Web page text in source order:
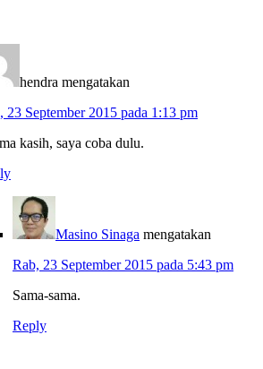
hendra mengatakan
23 September 2015 pada 1:13 pm
kasih, saya coba dulu.
Masino Sinaga mengatakan
Rab, 23 September 2015 pada 5:43 pm
Sama-sama.
Reply